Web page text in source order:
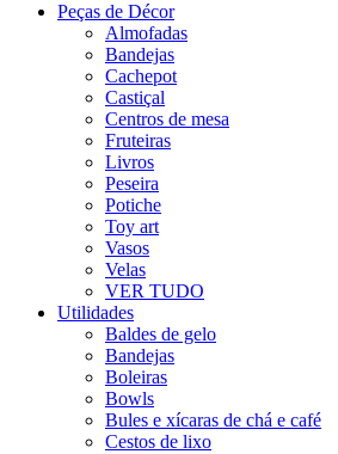
Peças de Décor
Almofadas
Bandejas
Cachepot
Castiçal
Centros de mesa
Fruteiras
Livros
Peseira
Potiche
Toy art
Vasos
Velas
VER TUDO
Utilidades
Baldes de gelo
Bandejas
Boleiras
Bowls
Bules e xícaras de chá e café
Cestos de lixo